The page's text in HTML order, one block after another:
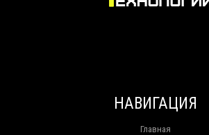
НАВИГАЦИЯ
Главная